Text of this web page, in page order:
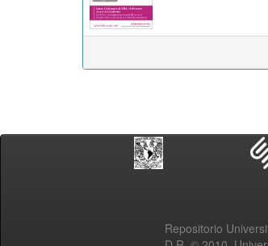
Repositorio